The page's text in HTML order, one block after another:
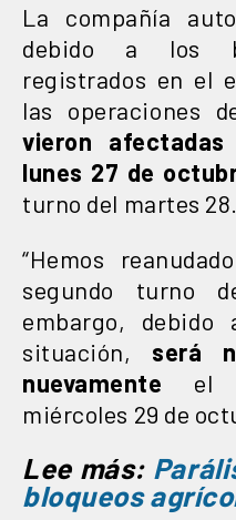
La compañía
debido a los
registrados en el
las operaciones
vieron
lunes 27 de
turno del martes 28.
“Hemos
segundo turno
embargo,
situación, será
nuevamente el
miércoles 29 de
Lee más:
bloqueos